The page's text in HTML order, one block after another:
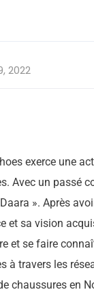
2022
exerce une
Avec un passé
». Après
et sa vision
et se faire
à travers les
chaussures en